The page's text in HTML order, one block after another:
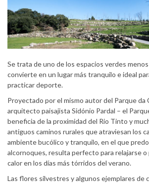
Se trata de uno de los espacios verdes
convierte en un lugar más tranquilo e ideal
practicar deporte.
Proyectado por el mismo autor del Parque da
arquitecto paisajista Sidónio Pardal – el
beneficia de la proximidad del Rio Tinto y
antiguos caminos rurales que atraviesan los
ambiente bucólico y tranquilo, en el que
alcornoques, resulta perfecto para relajarse o
calor en los días más tórridos del verano.
Las flores silvestres y algunos ejemplares de